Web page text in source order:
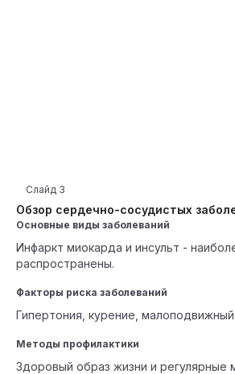
Обзор сердечно-сосудистых
Слайд 3
Основные виды заболеваний
Инфаркт миокарда и инсульт -
распространены.
Факторы риска заболеваний
Гипертония, курение,
Методы профилактики
Здоровый образ жизни и регулярные